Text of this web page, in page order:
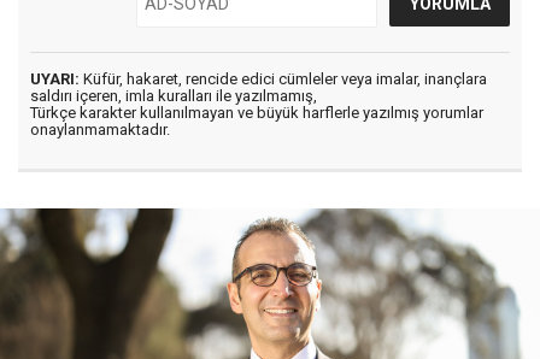
UYARI: Küfür, hakaret, rencide edici cümleler veya imalar, inançlara
saldırı içeren, imla kuralları ile yazılmamış,
Türkçe karakter kullanılmayan ve büyük harflerle yazılmış yorumlar
onaylanmamaktadır.